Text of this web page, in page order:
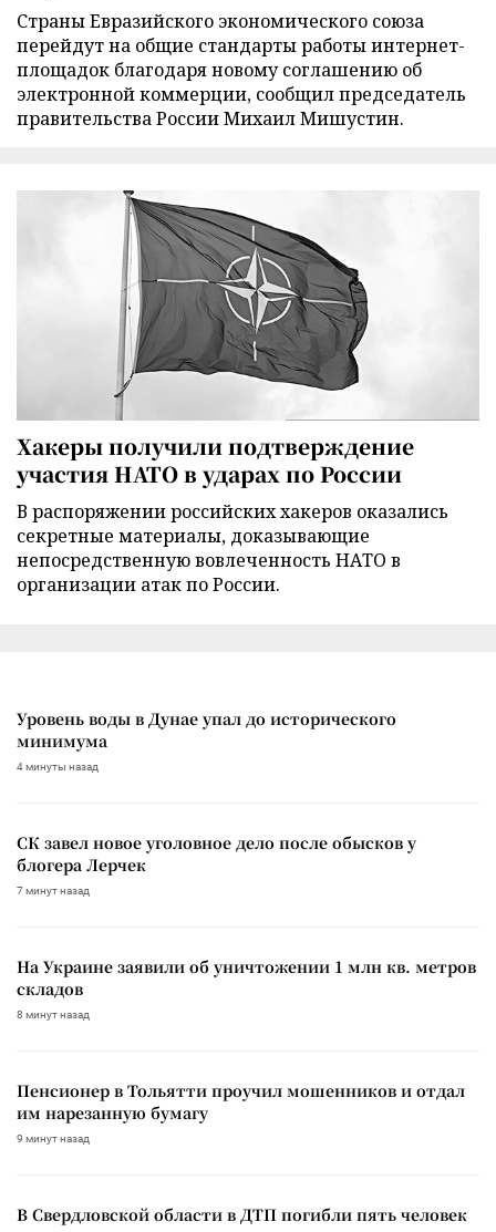
Страны Евразийского экономического союза
перейдут на общие стандарты работы интернет-
площадок благодаря новому соглашению об
электронной коммерции, сообщил председатель
правительства России Михаил Мишустин.
Хакеры получили подтверждение
участия НАТО в ударах по России
В распоряжении российских хакеров оказались
секретные материалы, доказывающие
непосредственную вовлеченность НАТО в
организации атак по России.
Уровень воды в Дунае упал до исторического
минимума
4 минуты назад
СК завел новое уголовное дело после обысков у
блогера Лерчек
7 минут назад
На Украине заявили об уничтожении 1 млн кв. метров
складов
8 минут назад
Пенсионер в Тольятти проучил мошенников и отдал
им нарезанную бумагу
9 минут назад
В Свердловской области в ДТП погибли пять человек